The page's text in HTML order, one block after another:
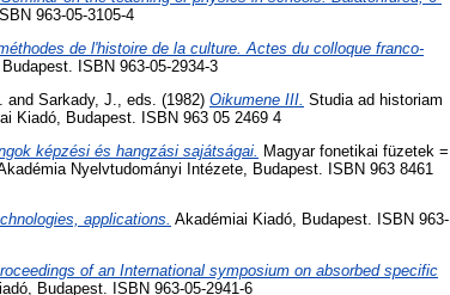
963-05-3105-4
de l'histoire de la culture. Actes du colloque franco-
ISBN 963-05-2934-3
and Sarkady, J. , eds. (1982) Oikumene III. Studia ad historiam
Kiadó, Budapest. ISBN 963 05 2469 4
képzési és hangzási sajátságai. Magyar fonetikai füzetek =
Nyelvtudományi Intézete, Budapest. ISBN 963 8461
applications. Akadémiai Kiadó, Budapest. ISBN 963-
of an International symposium on absorbed specific
Budapest. ISBN 963-05-2941-6